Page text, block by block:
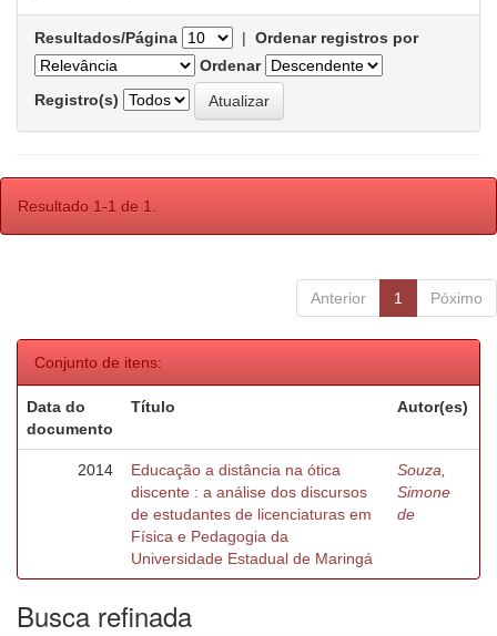
Resultados/Página | Ordenar registros por
Ordenar
Registro(s)
Resultado 1-1 de 1.
Anterior 1 Póximo
Conjunto de itens:
Data do
documento
Título Autor(es)
2014
Educação a distância na ótica
discente : a análise dos discursos
de estudantes de licenciaturas em
Física e Pedagogia da
Universidade Estadual de Maringá
Souza,
Simone
de
Busca refinada